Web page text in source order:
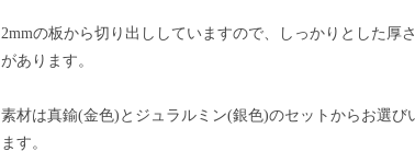
2mmの板から切り出ししていますので、しっかりとした厚
があります。
素材は真鍮(金色)とジュラルミン(銀色)のセットからお選び
ます。